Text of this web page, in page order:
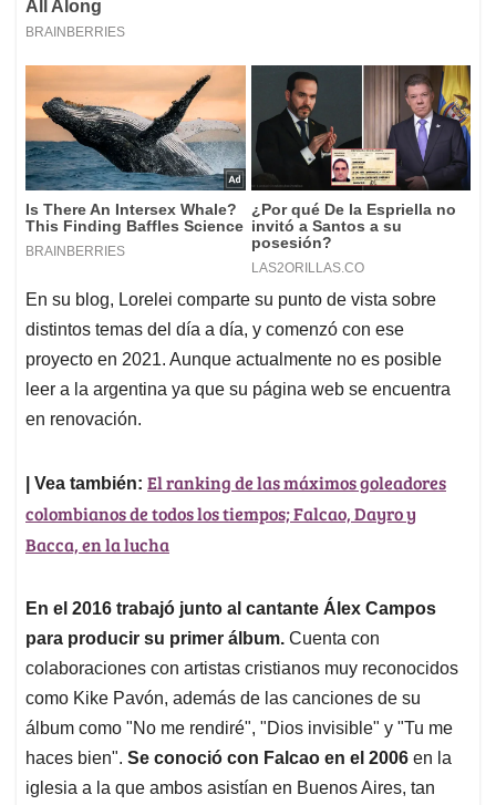
En su blog, Lorelei comparte su punto de vista sobre
distintos temas del día a día, y comenzó con ese
proyecto en 2021. Aunque actualmente no es posible
leer a la argentina ya que su página web se encuentra
en renovación.
| Vea también: El ranking de las máximos goleadores
colombianos de todos los tiempos; Falcao, Dayro y
Bacca, en la lucha
En el 2016 trabajó junto al cantante Álex Campos
para producir su primer álbum. Cuenta con
colaboraciones con artistas cristianos muy reconocidos
como Kike Pavón, además de las canciones de su
álbum como "No me rendiré", "Dios invisible" y "Tu me
haces bien". Se conoció con Falcao en el 2006 en la
iglesia a la que ambos asistían en Buenos Aires, tan